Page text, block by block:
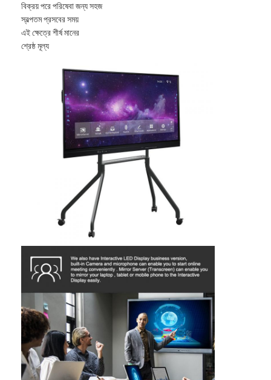
কারখানা ভ্রমণ
মান নিয়ন্ত্রণ
আমাদের সাথে যোগাযোগ করুন
সব ক্ষেত্রেই
আইবোর্ড ইন্টারেক্টিভ হোয়াইটবোর্ড
আইআর ইন্টারেক্টিভ হোয়াইটবোর্ড
ইনফ্রারেড ইন্টারেক্টিভ হোয়াইটবোর্ড
ইন্টারেক্টিভ ফ্ল্যাট প্যানেল
ইন্টারেক্টিভ টাচ স্ক্রিন মনিটর
এলসিডি স্মার্ট বোর্ড
বিক্রয় পরে পরিষেবা জন্য সহজ
স্বল্পতম প্রসবের সময়
এই ক্ষেত্রে শীর্ষ মানের
শ্রেষ্ঠ মূল্য